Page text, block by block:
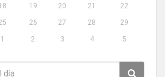
19 20 21
22
26 27 28
29
1 2 3 4 5